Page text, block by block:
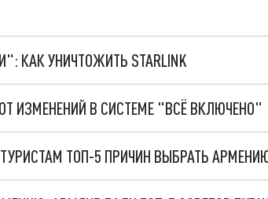
КАК УНИЧТОЖИТЬ STARLINK
ИЗМЕНЕНИЙ В СИСТЕМЕ "ВСЁ ВКЛЮЧЕНО"